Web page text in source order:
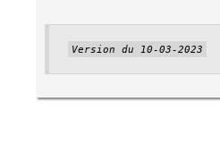
Version du 10-03-2023